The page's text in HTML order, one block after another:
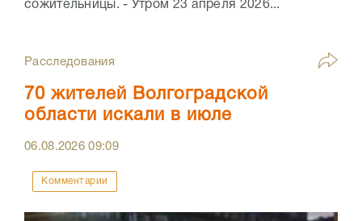
сожительницы. - Утром 23 апреля 2026...
Расследования
70 жителей Волгоградской
области искали в июле
06.08.202609:09
Комментарии